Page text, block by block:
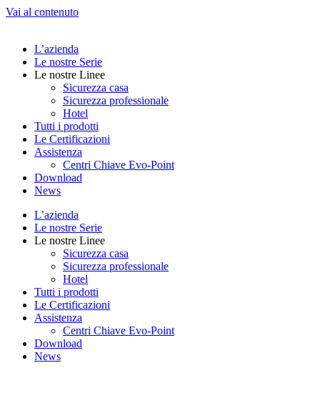
Vai al contenuto
L’azienda
Le nostre Serie
Le nostre Linee
Sicurezza casa
Sicurezza professionale
Hotel
Tutti i prodotti
Le Certificazioni
Assistenza
Centri Chiave Evo-Point
Download
News
L’azienda
Le nostre Serie
Le nostre Linee
Sicurezza casa
Sicurezza professionale
Hotel
Tutti i prodotti
Le Certificazioni
Assistenza
Centri Chiave Evo-Point
Download
News